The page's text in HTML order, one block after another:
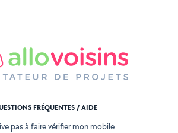
FRÉQUENTES / AIDE
pas à faire vérifier mon mobile